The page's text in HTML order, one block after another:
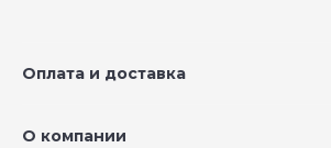
Оплата и доставка
О компании